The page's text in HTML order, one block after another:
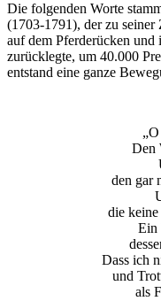
Die folgenden Worte
(1703-1791), der zu
auf dem Pferderücken
zurücklegte, um 40.000
entstand eine ganze
Den
den gar
die
Ein
Dass ich
und
als